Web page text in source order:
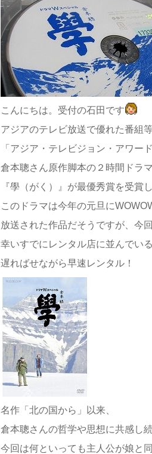
こんにちは。受付の石田です
アジアのテレビ放送で優れた番組
「アジア・テレビジョン・アワー
倉本聰さん原作脚本の２時間ドラマ
『學（がく）』が最優秀賞を受賞
このドラマは今年の元旦に
放送された作品だそうですが、今
幸いすでにレンタル店に並んでい
遅ればせながら早速レンタル！
名作「北の国から」以来、
倉本聰さんの哲学や思想に共感し
今回は何といっても主人公が娘と